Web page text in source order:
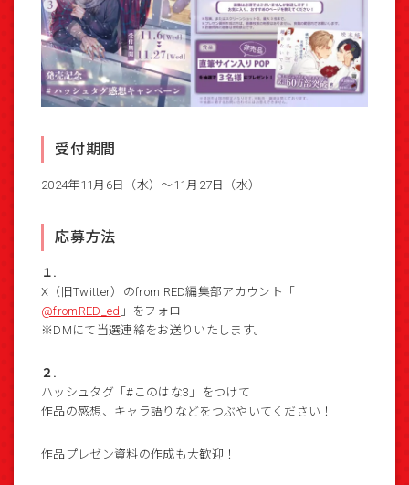
受付期間
2024年11月6日（水）～11月27日（水）
応募方法
１.
X（旧Twitter）のfrom RED編集部アカウント「
@fromRED_ed 」をフォロー
※DMにて当選連絡をお送りいたします。
２.
ハッシュタグ「#このはな3」をつけて
作品の感想、キャラ語りなどをつぶやいてください！
作品プレゼン資料の作成も大歓迎！